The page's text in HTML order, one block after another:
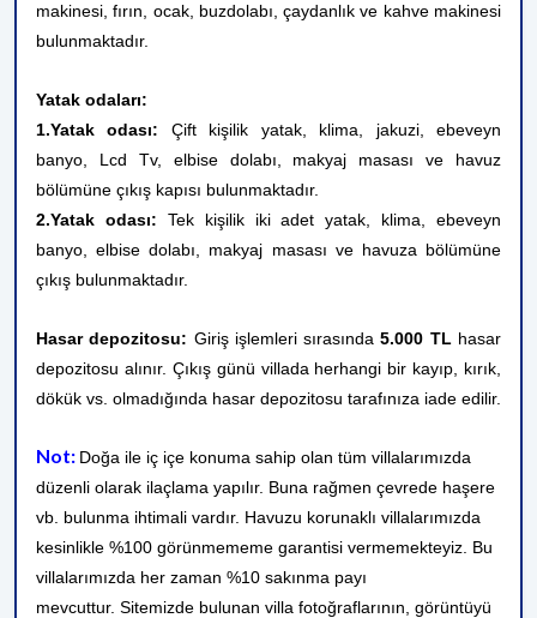
makinesi, fırın, ocak, buzdolabı, çaydanlık ve kahve makinesi
bulunmaktadır.
Yatak odaları:
1.Yatak odası: Çift kişilik yatak, klima, jakuzi, ebeveyn
banyo, Lcd Tv, elbise dolabı, makyaj masası ve havuz
bölümüne çıkış kapısı bulunmaktadır.
2.Yatak odası: Tek kişilik iki adet yatak, klima, ebeveyn
banyo, elbise dolabı, makyaj masası ve havuza bölümüne
çıkış bulunmaktadır.
Hasar depozitosu: Giriş işlemleri sırasında5.000 TL hasar
depozitosu alınır. Çıkış günü villada herhangi bir kayıp, kırık,
dökük vs. olmadığında hasar depozitosu tarafınıza iade edilir.
Not: Doğa ile iç içe konuma sahip olan tüm villalarımızda
düzenli olarak ilaçlama yapılır. Buna rağmen çevrede haşere
vb. bulunma ihtimali vardır. Havuzu korunaklı villalarımızda
kesinlikle %100 görünmememe garantisi vermemekteyiz. Bu
villalarımızda her zaman %10 sakınma payı
mevcuttur. Sitemizde bulunan villa fotoğraflarının, görüntüyü